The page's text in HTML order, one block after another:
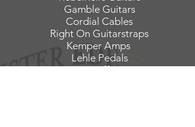
Gamble Guitars
Cordial Cables
Right On Guitarstraps
Kemper Amps
Lehle Pedals
Xotic Effects